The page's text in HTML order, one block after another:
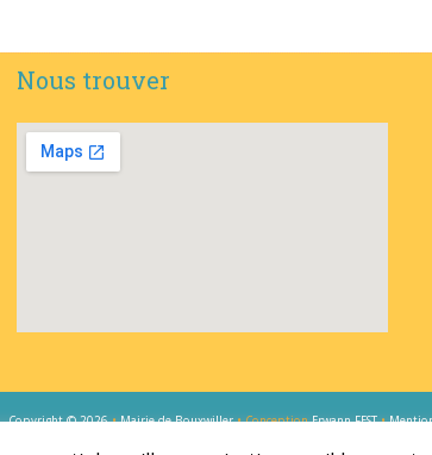
Nous trouver
Copyright © 2026• Mairie de Bouxwiller• ConceptionErwann FEST •